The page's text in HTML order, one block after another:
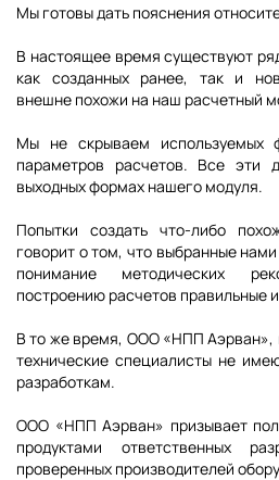
Мы готовы дать пояснения
В настоящее время существуют
как созданных ранее, так и
внешне похожи на наш расчетный
Мы не скрываем используемых
параметров расчетов. Все эти
выходных формах нашего модуля.
Попытки создать что-либо
говорит о том, что выбранные
понимание методических
построению расчетов правильные
В то же время, ООО «НПП Аэрван»,
технические специалисты не
разработкам.
ООО «НПП Аэрван» призывает
продуктами ответственных
проверенных производителей